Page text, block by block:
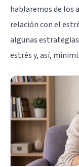
hablaremos de los
relación con el
algunas
estrés y, así,